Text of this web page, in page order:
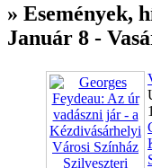
» Események,
Január 8 -